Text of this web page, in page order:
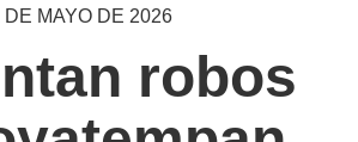
DE MAYO DE 2026
robos